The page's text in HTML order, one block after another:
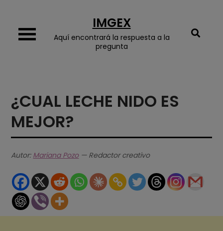
content
IMGEX
Aquí encontrará la respuesta a la
pregunta
¿CUAL LECHE NIDO ES
MEJOR?
Autor: Mariana Pozo— Redactor creativo